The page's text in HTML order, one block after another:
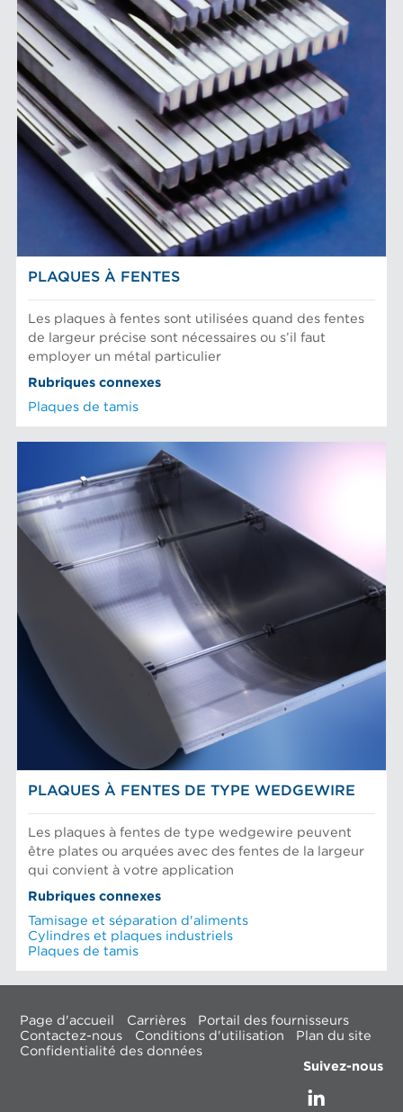
PLAQUES À FENTES
Les plaques à fentes sont utilisées quand des fentes
de largeur précise sont nécessaires ou s’il faut
employer un métal particulier
Rubriques connexes
Plaques de tamis
PLAQUES À FENTES DE TYPE WEDGEWIRE
Les plaques à fentes de type wedgewire peuvent
être plates ou arquées avec des fentes de la largeur
qui convient à votre application
Rubriques connexes
Tamisage et séparation d'aliments
Cylindres et plaques industriels
Plaques de tamis
Page d'accueil Carrières
Portail des fournisseurs
Contactez-nous
Conditions d'utilisation
Plan du site
Confidentialité des données
Suivez-nous